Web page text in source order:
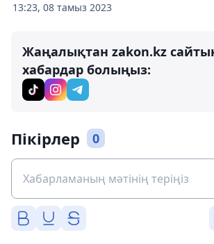
13:23, 08 тамыз 2023
Жаңалықтан zakon.kz
хабардар болыңыз:
Пікірлер 0